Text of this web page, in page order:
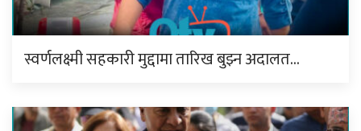
स्वर्णलक्ष्मी सहकारी मुद्दामा तारिख बुझ्न अदालत…